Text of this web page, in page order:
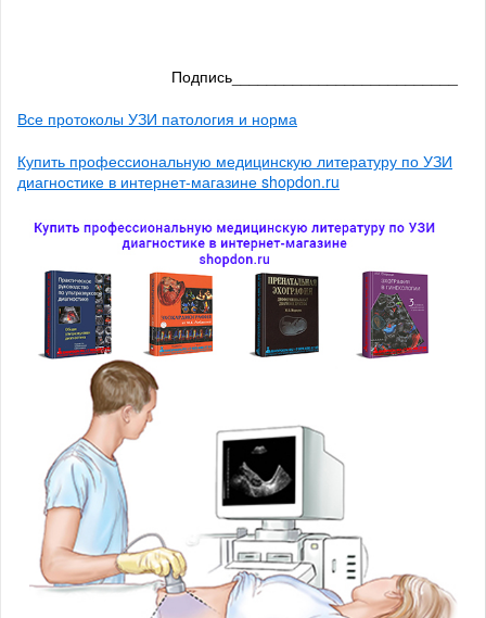
Подпись__________________________
Все протоколы УЗИ патология и норма
Купить профессиональную медицинскую литературу по УЗИ
диагностике в интернет-магазине shopdon.ru